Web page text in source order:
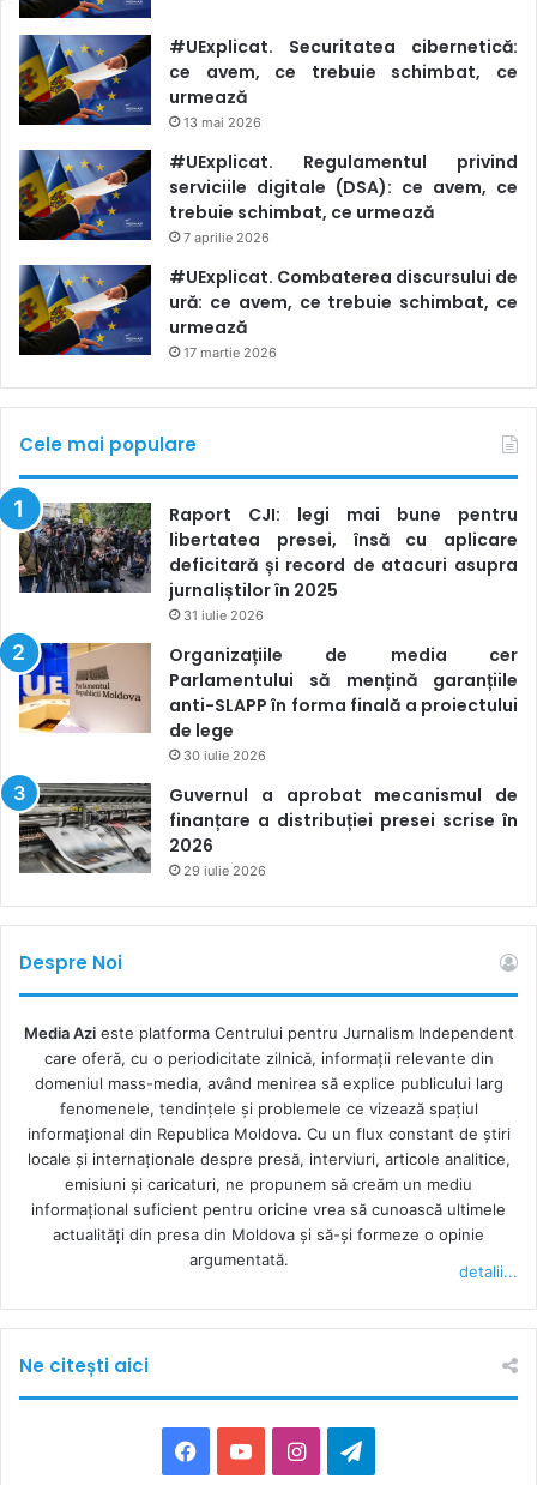
#UExplicat. Securitatea cibernetică:
ce avem, ce trebuie schimbat, ce
urmează
13 mai 2026
#UExplicat. Regulamentul privind
serviciile digitale (DSA): ce avem, ce
trebuie schimbat, ce urmează
7 aprilie 2026
#UExplicat. Combaterea discursului de
ură: ce avem, ce trebuie schimbat, ce
urmează
17 martie 2026
Cele mai populare
Raport CJI: legi mai bune pentru
libertatea presei, însă cu aplicare
deficitară și record de atacuri asupra
jurnaliștilor în 2025
31 iulie 2026
Organizațiile de media cer
Parlamentului să mențină garanțiile
anti-SLAPP în forma finală a proiectului
de lege
30 iulie 2026
Guvernul a aprobat mecanismul de
finanțare a distribuției presei scrise în
2026
29 iulie 2026
Despre Noi
Media Azieste platforma Centrului pentru Jurnalism Independent
care oferă, cu o periodicitate zilnică, informații relevante din
domeniul mass-media, având menirea să explice publicului larg
fenomenele, tendințele și problemele ce vizează spațiul
informațional din Republica Moldova. Cu un flux constant de ştiri
locale şi internaţionale despre presă, interviuri, articole analitice,
emisiuni și caricaturi, ne propunem să creăm un mediu
informaţional suficient pentru oricine vrea să cunoască ultimele
actualităţi din presa din Moldova şi să-şi formeze o opinie
argumentată.
detalii...
Ne citești aici
I